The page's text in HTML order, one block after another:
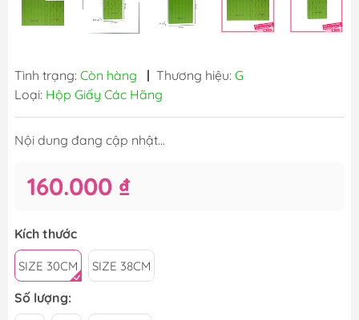
Tình trạng: Còn hàng | Thương hiệu: G
Loại: Hộp Giấy Các Hãng
Nội dung đang cập nhật...
160.000 ₫
Kích thước
SIZE 30CM SIZE 38CM
Số lượng: